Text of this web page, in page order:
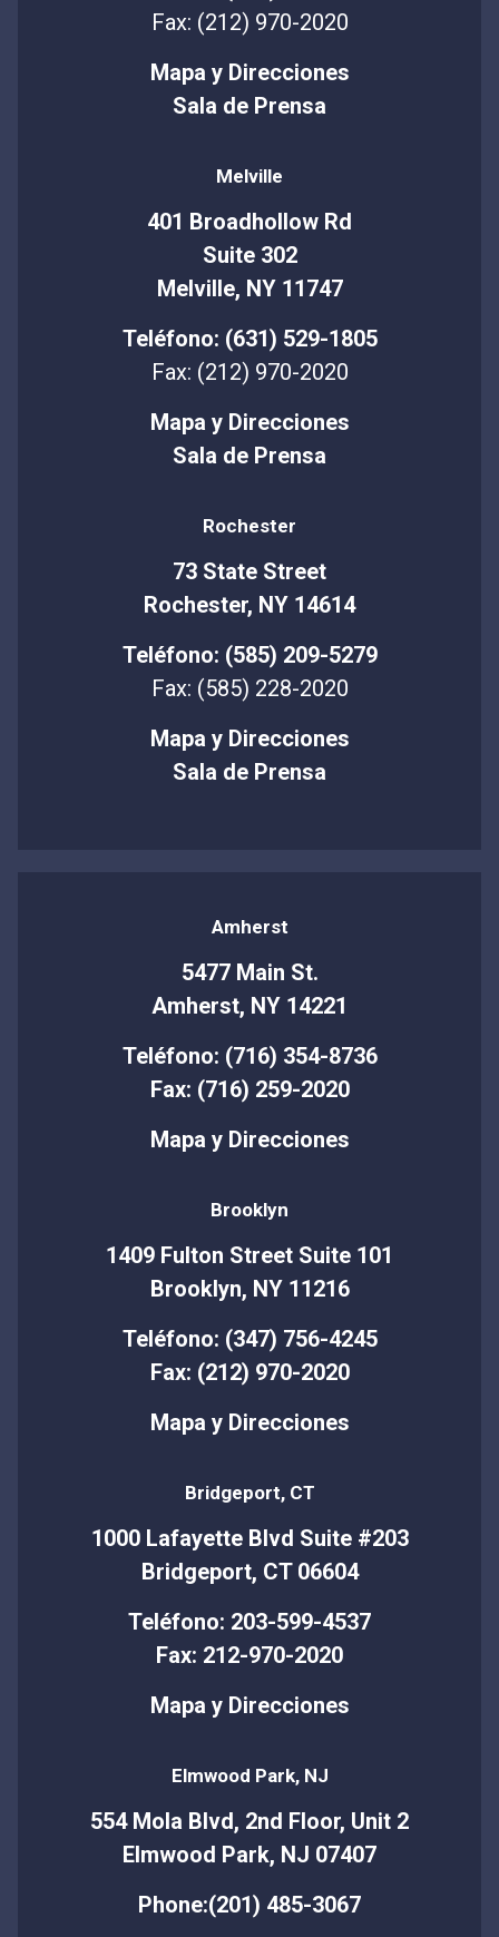
Fax: (212) 970-2020
Mapa y Direcciones
Sala de Prensa
Melville
401 Broadhollow Rd
Suite 302
Melville, NY 11747
Teléfono: (631) 529-1805
Fax: (212) 970-2020
Mapa y Direcciones
Sala de Prensa
Rochester
73 State Street
Rochester, NY 14614
Teléfono: (585) 209-5279
Fax: (585) 228-2020
Mapa y Direcciones
Sala de Prensa
Amherst
5477 Main St.
Amherst, NY 14221
Teléfono: (716) 354-8736
Fax: (716) 259-2020
Mapa y Direcciones
Brooklyn
1409 Fulton Street Suite 101
Brooklyn, NY 11216
Teléfono: (347) 756-4245
Fax: (212) 970-2020
Mapa y Direcciones
Bridgeport, CT
1000 Lafayette Blvd Suite #203
Bridgeport, CT 06604
Teléfono: 203-599-4537
Fax: 212-970-2020
Mapa y Direcciones
Elmwood Park, NJ
554 Mola Blvd, 2nd Floor, Unit 2
Elmwood Park, NJ 07407
Phone:(201) 485-3067